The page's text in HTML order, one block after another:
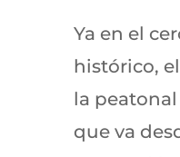
Ya en el
histórico,
la
que va